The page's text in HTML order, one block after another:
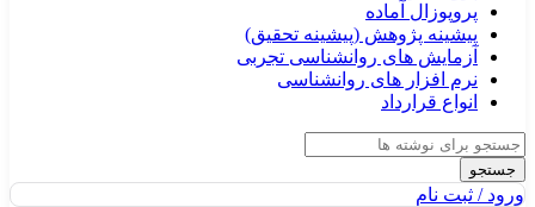
پروپوزال آماده
پیشینه پژوهش (پیشینه تحقیق)
آزمایش های روانشناسی تجربی
نرم افزار های روانشناسی
انواع قرارداد
جستجو
ورود / ثبت نام